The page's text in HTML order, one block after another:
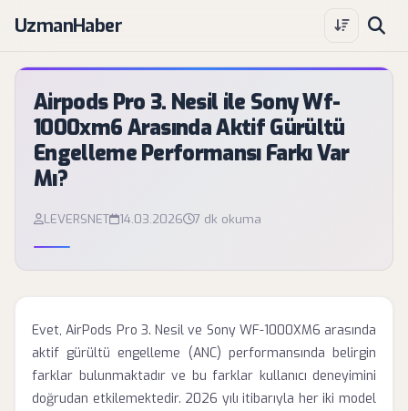
UzmanHaber
Airpods Pro 3. Nesil ile Sony Wf-
1000xm6 Arasında Aktif Gürültü
Engelleme Performansı Farkı Var
Mı?
LEVERSNET 14.03.2026 7 dk okuma
Evet, AirPods Pro 3. Nesil ve Sony WF-1000XM6 arasında
aktif gürültü engelleme (ANC) performansında belirgin
farklar bulunmaktadır ve bu farklar kullanıcı deneyimini
doğrudan etkilemektedir. 2026 yılı itibarıyla her iki model